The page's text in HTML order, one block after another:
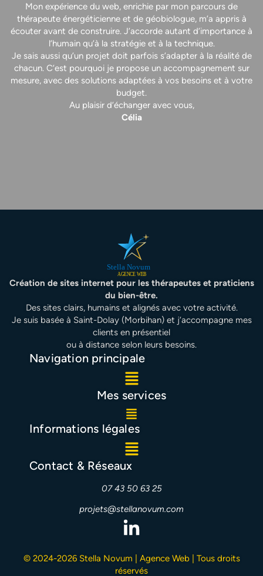
Mon expérience du web, enrichie par mon parcours de
thérapeute énergéticienne et de géobiologue, m’a appris à
écouter avant de construire. J’accorde autant d’importance à
l’humain qu’à la stratégie et à la technique.
Je sais aussi qu’un projet doit parfois s’adapter à la réalité de
chacun. C’est pourquoi je propose un accompagnement sur
mesure, avec des solutions adaptées à vos besoins et à votre
budget.
Au plaisir d’échanger avec vous,
Célia
Création de sites internet pour les thérapeutes et praticiens
du bien-être.
Des sites clairs, humains et alignés avec votre activité.
Je suis basée à Saint-Dolay (Morbihan) et j’accompagne mes
clients en présentiel
ou à distance selon leurs besoins.
Navigation principale
Mes services
Informations légales
Contact & Réseaux
07 43 50 63 25
projets@stellanovum.com
© 2024-2026 Stella Novum | Agence Web | Tous droits
réservés